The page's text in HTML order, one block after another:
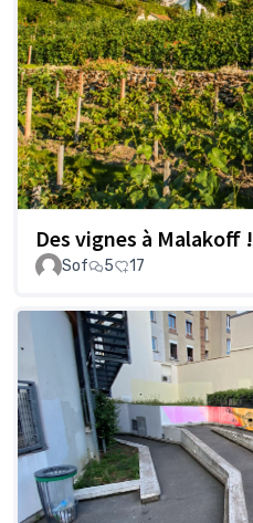
Des vignes à Malakoff !
Sof
5 17